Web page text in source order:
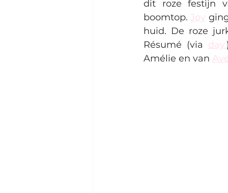
dit roze festijn
boomtop. Joy
huid. De roze
Résumé (via day.
Amélie en van